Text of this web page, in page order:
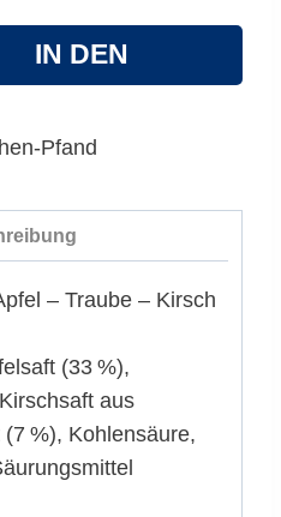
IN DEN
Pfand
– Traube – Kirsch
(33 %),
aus
%), Kohlen­säure,